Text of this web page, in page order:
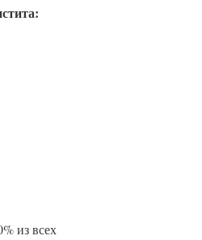
из всех